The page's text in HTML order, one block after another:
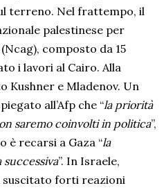
terreno. Nel frattempo, il
palestinese per
composto da 15
i lavori al Cairo. Alla
Kushner e Mladenov. Un
all’Afp che “la priorità
saremo coinvolti in politica”,
è recarsi a Gaza “la
successiva”. In Israele,
suscitato forti reazioni